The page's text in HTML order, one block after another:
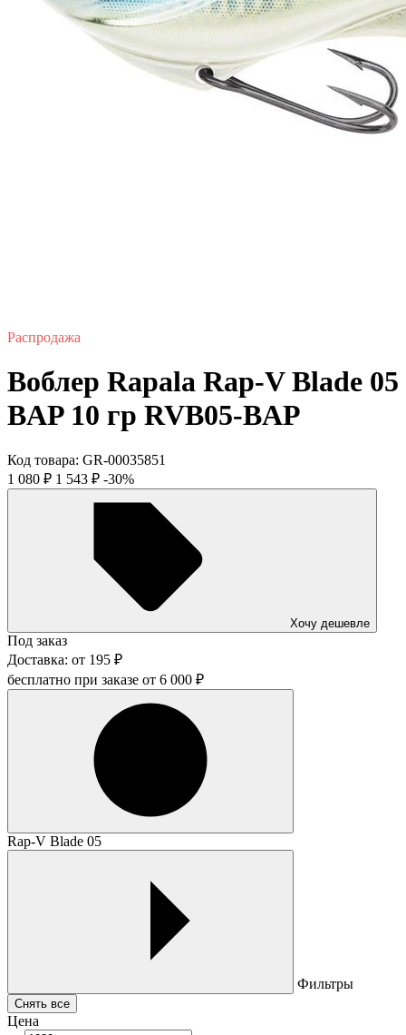
Распродажа
Воблер Rapala Rap-V Blade 05
BAP 10 гр RVB05-BAP
Код товара: GR-00035851
1 080 ₽ 1 543 ₽ -30%
Хочу дешевле
Под заказ
Доставка: от 195 ₽
бесплатно при заказе от 6 000 ₽
Rap-V Blade 05
Фильтры
Снять все
Цена